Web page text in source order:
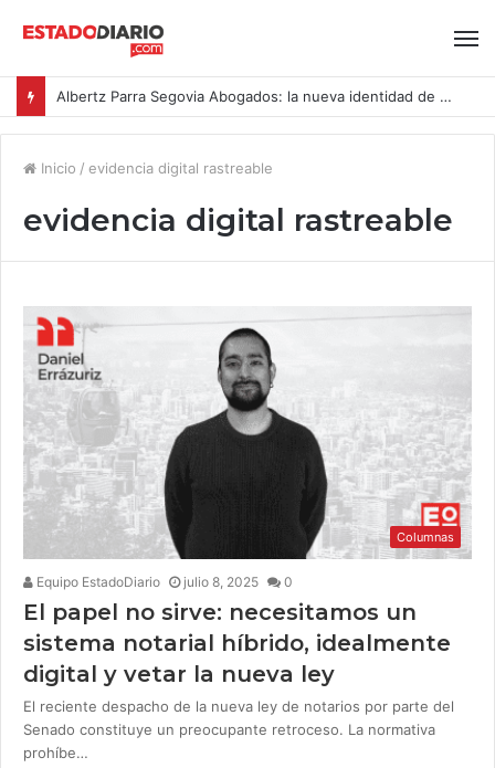
Albertz Parra Segovia Abogados: la nueva identidad de Segovia Consulting
Inicio / evidencia digital rastreable
evidencia digital rastreable
Columnas
Equipo EstadoDiario julio 8, 2025 0
El papel no sirve: necesitamos un
sistema notarial híbrido, idealmente
digital y vetar la nueva ley
El reciente despacho de la nueva ley de notarios por parte del
Senado constituye un preocupante retroceso. La normativa
prohíbe…